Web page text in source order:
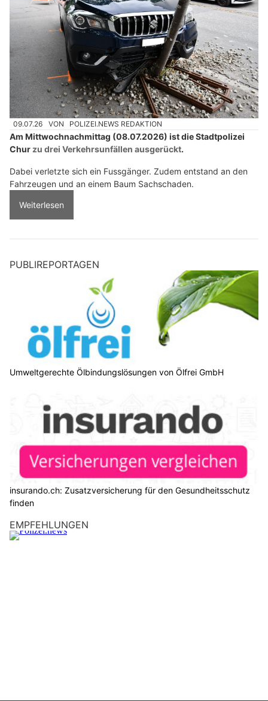
09.07.26 VON POLIZEI.NEWS REDAKTION
Am Mittwochnachmittag (08.07.2026) ist die Stadtpolizei
Chur zu drei Verkehrsunfällen ausgerückt.
Dabei verletzte sich ein Fussgänger. Zudem entstand an den
Fahrzeugen und an einem Baum Sachschaden.
Weiterlesen
PUBLIREPORTAGEN
Umweltgerechte Ölbindungslösungen von Ölfrei GmbH
insurando.ch: Zusatzversicherung für den Gesundheitsschutz
finden
EMPFEHLUNGEN